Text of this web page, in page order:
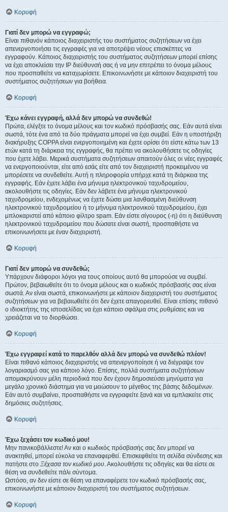
Κορυφή
Γιατί δεν μπορώ να εγγραφώ;
Είναι πιθανόν κάποιος διαχειριστής του συστήματος συζητήσεων να έχει
απενεργοποιήσει τις εγγραφές για να αποτρέψει νέους επισκέπτες να
εγγραφούν. Κάποιος διαχειριστής του συστήματος συζητήσεων μπορεί επίσης
να έχει αποκλείσει την IP διεύθυνσή σας ή να μην επιτρέπει το όνομα μέλους
που προσπαθείτε να καταχωρίσετε. Επικοινωνήστε με κάποιον διαχειριστή του
συστήματος συζητήσεων για βοήθεια.
Κορυφή
Έχω κάνει εγγραφή, αλλά δεν μπορώ να συνδεθώ!
Πρώτα, ελέγξτε το όνομα μέλους και τον κωδικό πρόσβασής σας. Εάν αυτά είναι
σωστά, τότε ένα από τα δύο πράγματα μπορεί να έχει συμβεί. Εάν η υποστήριξη
διακήρυξης COPPA είναι ενεργοποιημένη και έχετε ορίσει ότι είστε κάτω των 13
ετών κατά τη διάρκεια της εγγραφής, θα πρέπει να ακολουθήσετε τις οδηγίες
που έχετε λάβει. Μερικά συστήματα συζητήσεων απαιτούν όλες οι νέες εγγραφές
να ενεργοποιούνται, είτε από εσάς είτε από τον διαχειριστή προκειμένου να
μπορέσετε να συνδεθείτε. Αυτή η πληροφορία υπήρχε κατά τη διάρκεια της
εγγραφής. Εάν έχετε λάβει ένα μήνυμα ηλεκτρονικού ταχυδρομείου,
ακολουθήστε τις οδηγίες. Εάν δεν λάβετε ένα μήνυμα ηλεκτρονικού
ταχυδρομείου, ενδεχομένως να έχετε δώσει μια λανθασμένη διεύθυνση
ηλεκτρονικού ταχυδρομείου ή το μήνυμα ηλεκτρονικού ταχυδρομείου, έχει
μπλοκαριστεί από κάποιο φίλτρο spam. Εάν είστε σίγουρος (-η) ότι η διεύθυνση
ηλεκτρονικού ταχυδρομείου που δώσατε είναι σωστή, προσπαθήστε να
επικοινωνήσετε με έναν διαχειριστή.
Κορυφή
Γιατί δεν μπορώ να συνδεθώ;
Υπάρχουν διάφοροι λόγοι για τους οποίους αυτό θα μπορούσε να συμβεί.
Πρώτον, βεβαιωθείτε ότι το όνομα μέλους και ο κωδικός πρόσβασής σας είναι
σωστά. Αν είναι σωστά, επικοινωνήστε με κάποιον διαχειριστή του συστήματος
συζητήσεων για να βεβαιωθείτε ότι δεν έχετε απαγορευθεί. Είναι επίσης πιθανό
ο ιδιοκτήτης της ιστοσελίδας να έχει κάποιο σφάλμα στις ρυθμίσεις και να
χρειάζεται να το διορθώσει.
Κορυφή
Έχω εγγραφεί κατά το παρελθόν αλλά δεν μπορώ να συνδεθώ πλέον!
Είναι πιθανό κάποιος διαχειριστής να απενεργοποίησε ή να διέγραψε τον
λογαριασμό σας για κάποιο λόγο. Επίσης, πολλά συστήματα συζητήσεων
απομακρύνουν μέλη περιοδικά που δεν έχουν δημοσιεύσει μηνύματα για
μεγάλο χρονικό διάστημα για να μειώσουν το μέγεθος της βάσης δεδομένων.
Εάν αυτό συμβαίνει, προσπαθήστε να εγγραφείτε ξανά και να εμπλακείτε στις
δημόσιες συζητήσεις.
Κορυφή
Έχω ξεχάσει τον κωδικό μου!
Μην πανικοβάλλεστε! Αν και ο κωδικός πρόσβασής σας δεν μπορεί να
ανακτηθεί, μπορεί εύκολα να επαναφερθεί. Επισκεφθείτε τη σελίδα σύνδεσης και
πατήστε στο Ξέχασα τον κωδικό μου. Ακολουθήστε τις οδηγίες και θα είστε σε
θέση να συνδεθείτε πάλι σύντομα.
Ωστόσο, αν δεν είστε σε θέση να επαναφέρετε τον κωδικό πρόσβασής σας,
επικοινωνήστε με κάποιον διαχειριστή του συστήματος συζητήσεων.
Κορυφή